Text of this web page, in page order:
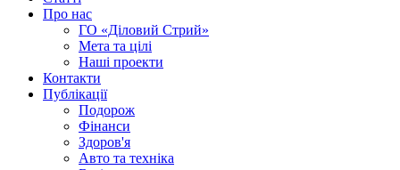
Про нас
ГО «Діловий Стрий»
Мета та цілі
Наші проекти
Контакти
Публікації
Подорож
Фінанси
Здоров'я
Авто та техніка